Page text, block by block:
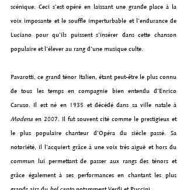
scénique. Ceci s’est opéré en laissant une grande place à la
voix imposante et le souffle imperturbable et l’endurance de
Luciano pour qu’ils puissent s’insérer dans cette chanson
populaire et l’élever au rang d’une musique culte.
Pavarotti, ce grand ténor Italien, étant peut-être le plus connu
de tous les temps en compagnie bien entendu d’Enrico
Modena en 2007. Il fut souvent cité comme le prestigieux et
le plus populaire chanteur d'Opéra du siècle passé. Sa
notoriété, il l’acquiert grâce à une voix très aiguë et hors du
commun lui permettant de passer aux rangs des ténors et
grâce également à ses performances en chantant les plus